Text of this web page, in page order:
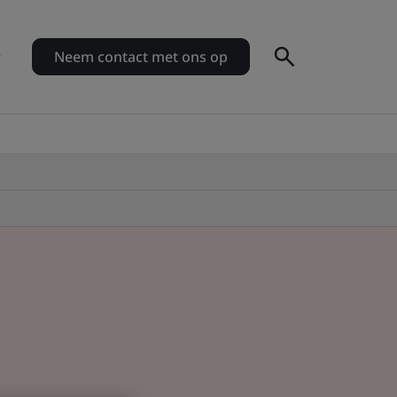
Neem contact met ons op